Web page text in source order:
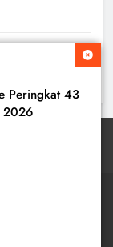
Peringkat 43
2026